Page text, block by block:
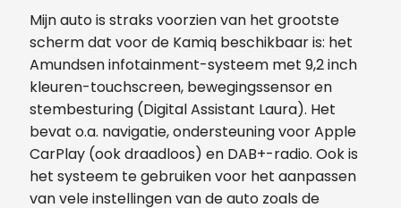
Mijn auto is straks voorzien van het grootste
scherm dat voor de Kamiq beschikbaar is: het
Amundsen infotainment-systeem met 9,2 inch
kleuren-touchscreen, bewegingssensor en
stembesturing (Digital Assistant Laura). Het
bevat o.a. navigatie, ondersteuning voor Apple
CarPlay (ook draadloos) en DAB+-radio. Ook is
het systeem te gebruiken voor het aanpassen
van vele instellingen van de auto zoals de